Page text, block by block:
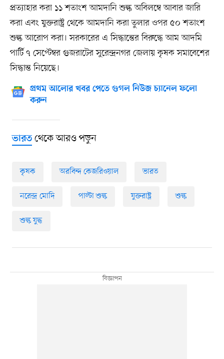
প্রত্যাহার করা ১১ শতাংশ আমদানি শুল্ক অবিলম্বে আবার জারি
করা এবং যুক্তরাষ্ট্র থেকে আমদানি করা তুলার ওপর ৫০ শতাংশ
শুল্ক আরোপ করা। সরকারের এ সিদ্ধান্তের বিরুদ্ধে আম আদমি
পার্টি ৭ সেপ্টেম্বর গুজরাটের সুরেন্দ্রনগর জেলায় কৃষক সমাবেশের
সিদ্ধান্ত নিয়েছে।
প্রথম আলোর খবর পেতে গুগল নিউজ চ্যানেল ফলো
করুন
ভারতথেকে আরও পড়ুন
কৃষক অরবিন্দ কেজরিওয়াল ভারত
নরেন্দ্র মোদি পাল্টা শুল্ক যুক্তরাষ্ট্র শুল্ক
শুল্ক যুদ্ধ